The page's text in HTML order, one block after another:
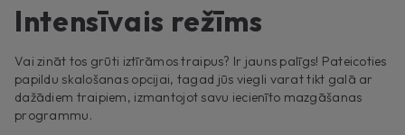
Intensīvais režīms
Vai zināt tos grūti iztīrāmos traipus? Ir jauns palīgs! Pateicoties
papildu skalošanas opcijai, tagad jūs viegli varat tikt galā ar
dažādiem traipiem, izmantojot savu iecienīto mazgāšanas
programmu.